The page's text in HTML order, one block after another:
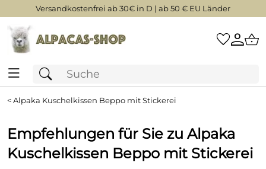
Versandkostenfrei ab 30€ in D | ab 50 € EU Länder
< Alpaka Kuschelkissen Beppo mit Stickerei
Empfehlungen für Sie zu Alpaka
Kuschelkissen Beppo mit Stickerei